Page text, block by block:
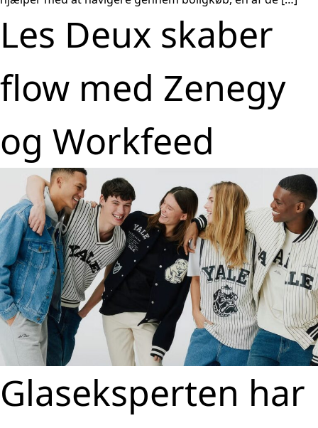
Les Deux skaber
flow med Zenegy
og Workfeed
Glaseksperten har